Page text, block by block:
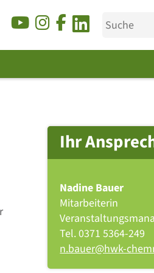
Ihr
Nadine Bauer
Mitarbeiterin
Tel.0371 5364-249
n.bauer@hwk-